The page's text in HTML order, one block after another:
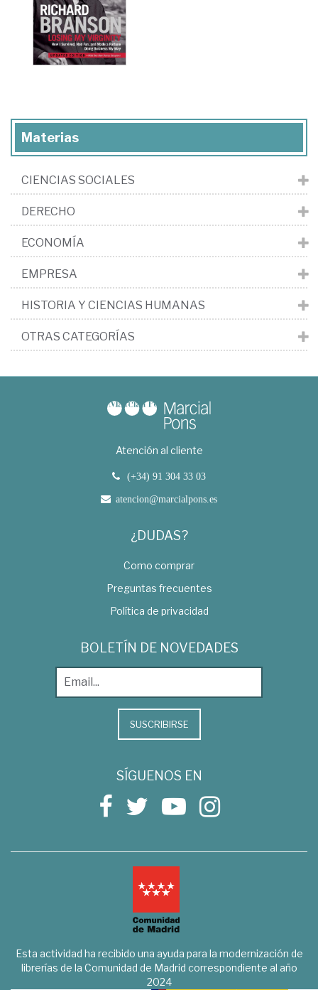
Materias
CIENCIAS SOCIALES
DERECHO
ECONOMÍA
EMPRESA
HISTORIA Y CIENCIAS HUMANAS
OTRAS CATEGORÍAS
Atención al cliente
(+34) 91 304 33 03
atencion@marcialpons.es
¿DUDAS?
Como comprar
Preguntas frecuentes
Política de privacidad
BOLETÍN DE NOVEDADES
SUSCRIBIRSE
SÍGUENOS EN
Esta actividad ha recibido una ayuda para la modernización de
librerías de la Comunidad de Madrid correspondiente al año
2024